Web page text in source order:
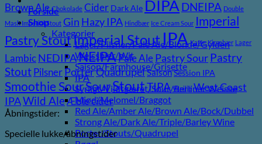
Forside
Shop
Kategorier
Lager/Pilsner/Pale Ale/Blonde/Gylden
Weissbier/Wit
Saison/Farmhouse/Grisette
IPA
Syrligt/Vildtgæret/Sour/Berliner Weisse
Mjød/Melomel/Braggot
Red Ale/Amber Ale/Brown Ale/Bock/Dubbel
Strong Ale/Dark Ale/Triple/Barley Wine
Porter/Stouts/Quadrupel
Brown Ale Chokolade Cider Dark Ale DIPA DNEIPA Double
Mash Imperial Stout Gin Hazy IPA Hindbær Ice Cream Sour Imperial
Pastry StoutImperial StoutIPA Kaffe Kirsebær Lager
Lambic NEDIPANEIPAPale Ale Pastry Sour Pastry
Stout Pilsner PorterQuadrupelSaisonSession IPA
Smoothie SourSourStoutTIPA Vanilje West Coast
IPAWild Ale Æble cider
Åbningstider:
Specielle lukke/åbningstider